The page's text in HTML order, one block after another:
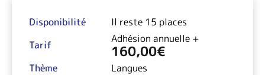
Disponibilité
Il reste 15 places
Tarif
Adhésion annuelle +
160,00€
Thème
Langues